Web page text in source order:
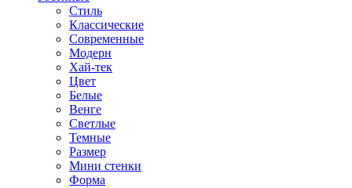
Стиль
Классические
Современные
Модерн
Хай-тек
Цвет
Белые
Венге
Светлые
Темные
Размер
Мини стенки
Форма